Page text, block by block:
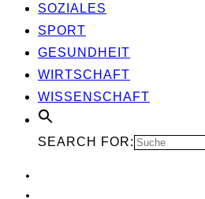
SOZIA­LES
SPORT
GESUND­HEIT
WIRT­SCHAFT
WIS­SEN­SCHAFT
SEARCH FOR: